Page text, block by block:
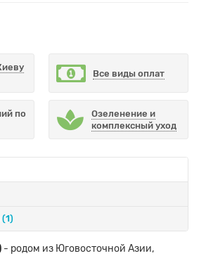
Все виды оплат
по
Озеленение и
комплексный уход
(1)
- родом из Юговосточной Азии,